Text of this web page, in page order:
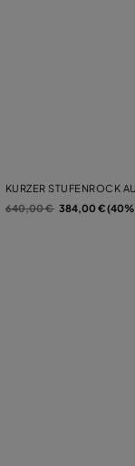
KURZER STUFENROCK
Preis reduziert von
640,00 €auf
384,00 €